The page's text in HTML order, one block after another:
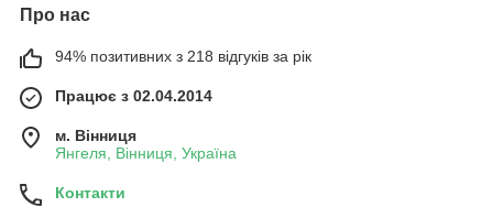
Про нас
94% позитивних з 218 відгуків за рік
Працює з 02.04.2014
м. Вінниця
Янгеля, Вінниця, Україна
Контакти